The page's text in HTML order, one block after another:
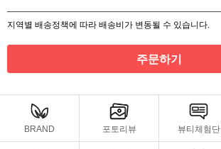
지역별 배송정책에 따라 배송비가 변동될 수 있습니다.
주문하기
BRAND 포토리뷰 뷰티체험단